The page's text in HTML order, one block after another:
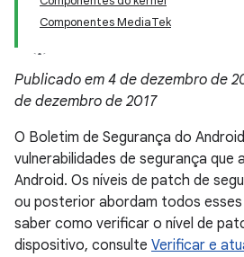
Componentes MediaTek
Publicado em 4 de dezembro de
de dezembro de 2017
O Boletim de Segurança do
vulnerabilidades de segurança
Android. Os níveis de patch de
ou posterior abordam todos esses
saber como verificar o nível de
dispositivo, consulte Verificar e